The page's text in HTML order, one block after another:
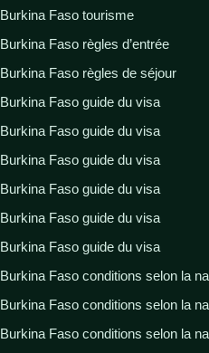
Burkina Faso tourisme
Burkina Faso règles d’entrée
Burkina Faso règles de séjour
Burkina Faso guide du visa
Burkina Faso guide du visa
Burkina Faso guide du visa
Burkina Faso guide du visa
Burkina Faso guide du visa
Burkina Faso guide du visa
Burkina Faso conditions selon la
Burkina Faso conditions selon la
Burkina Faso conditions selon la